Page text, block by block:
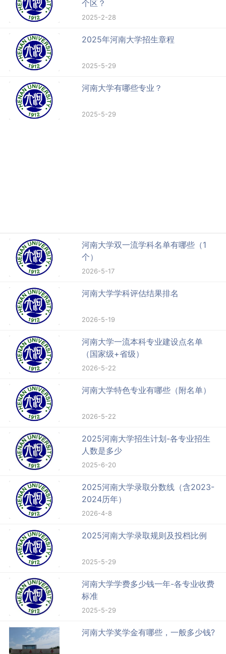
个区？
2025-2-28
2025年河南大学招生章程
2025-5-29
河南大学有哪些专业？
2025-5-29
河南大学双一流学科名单有哪些（1
个）
2026-5-17
河南大学学科评估结果排名
2026-5-19
河南大学一流本科专业建设点名单
（国家级+省级）
2026-5-22
河南大学特色专业有哪些（附名单）
2026-5-22
2025河南大学招生计划-各专业招生
人数是多少
2025-6-20
2025河南大学录取分数线（含2023-
2024历年）
2026-4-8
2025河南大学录取规则及投档比例
2025-5-29
河南大学学费多少钱一年-各专业收费
标准
2025-5-29
河南大学奖学金有哪些，一般多少钱?